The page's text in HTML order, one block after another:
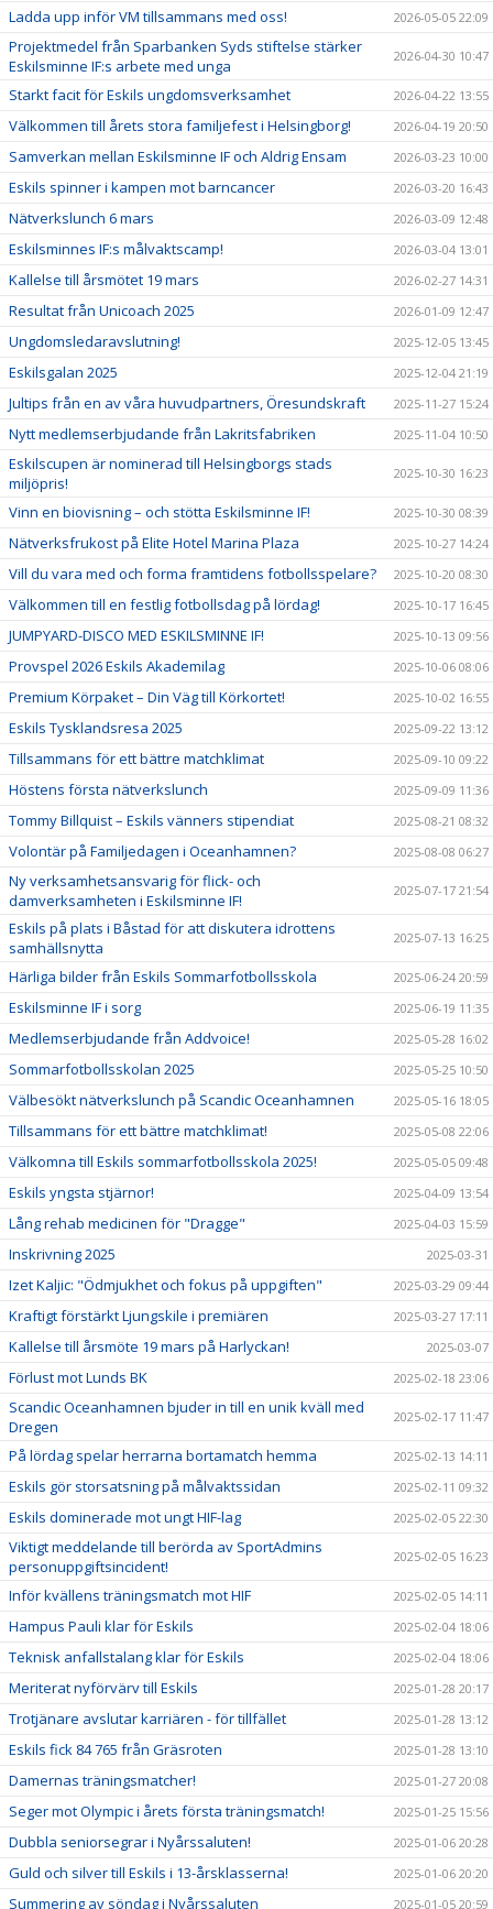
Ladda upp inför VM tillsammans med oss! 2026-05-05 22:09
Projektmedel från Sparbanken Syds stiftelse stärker
Eskilsminne IF:s arbete med unga
2026-04-30 10:47
Starkt facit för Eskils ungdomsverksamhet 2026-04-22 13:55
Välkommen till årets stora familjefest i Helsingborg! 2026-04-19 20:50
Samverkan mellan Eskilsminne IF och Aldrig Ensam 2026-03-23 10:00
Eskils spinner i kampen mot barncancer 2026-03-20 16:43
Nätverkslunch 6 mars 2026-03-09 12:48
Eskilsminnes IF:s målvaktscamp! 2026-03-04 13:01
Kallelse till årsmötet 19 mars 2026-02-27 14:31
Resultat från Unicoach 2025 2026-01-09 12:47
Ungdomsledaravslutning! 2025-12-05 13:45
Eskilsgalan 2025 2025-12-04 21:19
Jultips från en av våra huvudpartners, Öresundskraft 2025-11-27 15:24
Nytt medlemserbjudande från Lakritsfabriken 2025-11-04 10:50
Eskilscupen är nominerad till Helsingborgs stads
miljöpris!
2025-10-30 16:23
Vinn en biovisning – och stötta Eskilsminne IF! 2025-10-30 08:39
Nätverksfrukost på Elite Hotel Marina Plaza 2025-10-27 14:24
Vill du vara med och forma framtidens fotbollsspelare? 2025-10-20 08:30
Välkommen till en festlig fotbollsdag på lördag! 2025-10-17 16:45
JUMPYARD-DISCO MED ESKILSMINNE IF! 2025-10-13 09:56
Provspel 2026 Eskils Akademilag 2025-10-06 08:06
Premium Körpaket – Din Väg till Körkortet! 2025-10-02 16:55
Eskils Tysklandsresa 2025 2025-09-22 13:12
Tillsammans för ett bättre matchklimat 2025-09-10 09:22
Höstens första nätverkslunch 2025-09-09 11:36
Tommy Billquist – Eskils vänners stipendiat 2025-08-21 08:32
Volontär på Familjedagen i Oceanhamnen? 2025-08-08 06:27
Ny verksamhetsansvarig för flick- och
damverksamheten i Eskilsminne IF!
2025-07-17 21:54
Eskils på plats i Båstad för att diskutera idrottens
samhällsnytta
2025-07-13 16:25
Härliga bilder från Eskils Sommarfotbollsskola 2025-06-24 20:59
Eskilsminne IF i sorg 2025-06-19 11:35
Medlemserbjudande från Addvoice! 2025-05-28 16:02
Sommarfotbollsskolan 2025 2025-05-25 10:50
Välbesökt nätverkslunch på Scandic Oceanhamnen 2025-05-16 18:05
Tillsammans för ett bättre matchklimat! 2025-05-08 22:06
Välkomna till Eskils sommarfotbollsskola 2025! 2025-05-05 09:48
Eskils yngsta stjärnor! 2025-04-09 13:54
Lång rehab medicinen för "Dragge" 2025-04-03 15:59
Inskrivning 2025 2025-03-31
Izet Kaljic: "Ödmjukhet och fokus på uppgiften" 2025-03-29 09:44
Kraftigt förstärkt Ljungskile i premiären 2025-03-27 17:11
Kallelse till årsmöte 19 mars på Harlyckan! 2025-03-07
Förlust mot Lunds BK 2025-02-18 23:06
Scandic Oceanhamnen bjuder in till en unik kväll med
Dregen
2025-02-17 11:47
På lördag spelar herrarna bortamatch hemma 2025-02-13 14:11
Eskils gör storsatsning på målvaktssidan 2025-02-11 09:32
Eskils dominerade mot ungt HIF-lag 2025-02-05 22:30
Viktigt meddelande till berörda av SportAdmins
personuppgiftsincident!
2025-02-05 16:23
Inför kvällens träningsmatch mot HIF 2025-02-05 14:11
Hampus Pauli klar för Eskils 2025-02-04 18:06
Teknisk anfallstalang klar för Eskils 2025-02-04 18:06
Meriterat nyförvärv till Eskils 2025-01-28 20:17
Trotjänare avslutar karriären - för tillfället 2025-01-28 13:12
Eskils fick 84 765 från Gräsroten 2025-01-28 13:10
Damernas träningsmatcher! 2025-01-27 20:08
Seger mot Olympic i årets första träningsmatch! 2025-01-25 15:56
Dubbla seniorsegrar i Nyårssaluten! 2025-01-06 20:28
Guld och silver till Eskils i 13-årsklasserna! 2025-01-06 20:20
Summering av söndag i Nyårssaluten 2025-01-05 20:59